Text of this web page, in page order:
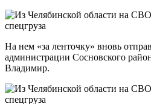
На нем «за ленточку» вновь
администрации Сосновского
Владимир.